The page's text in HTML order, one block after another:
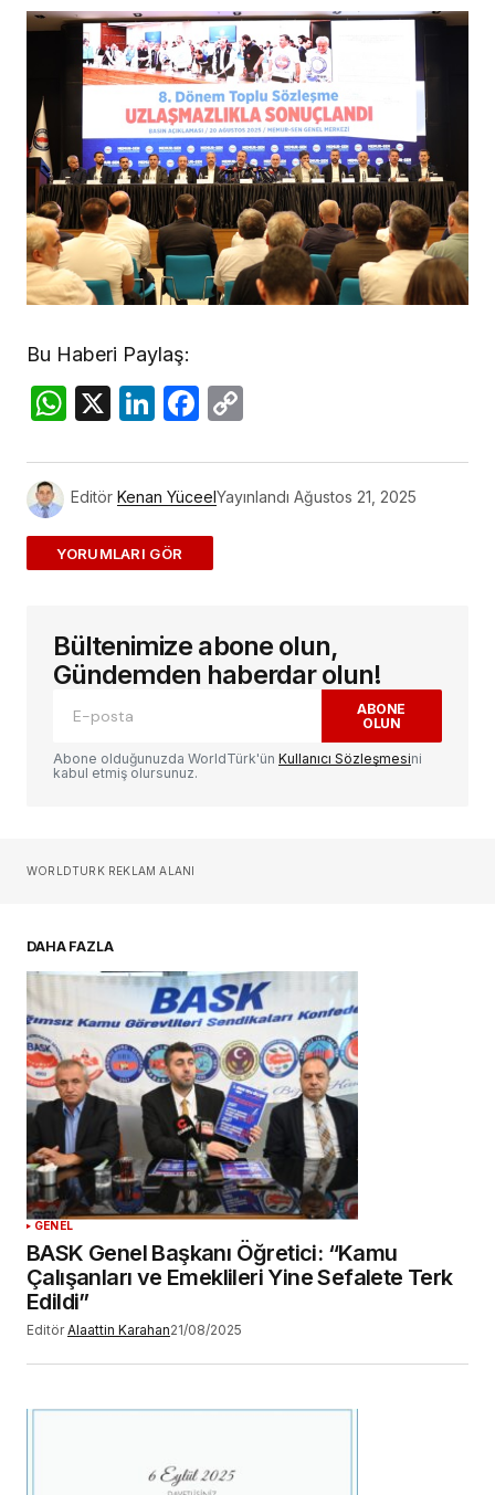
Bu Haberi Paylaş:
WhatsApp
X LinkedIn
Facebook
Editör Kenan YüceelYayınlandı Ağustos 21, 2025
ADD A COMMENT
E-posta adresiniz yayınlanmayacak.
alanlar*ile işaretlenmişlerdir
Yorum
Sizin adınız*
Daha sonraki yorumlarımda kullanılması için
adım, e-posta adresim ve site adresim bu
tarayıcıya kaydedilsin.
YORUM GÖNDER
Bültenimize abone olun,
Gündemden haberdar olun!
ABONE
OLUN
Abone olduğunuzda WorldTürk'ün Kullanıcı Sözleşmesini
kabul etmiş olursunuz.
WORLDTURK REKLAM ALANI
DAHA FAZLA
GENEL
BASK Genel Başkanı Öğretici: “Kamu
Çalışanları ve Emeklileri Yine Sefalete Terk
Edildi”
Editör Alaattin Karahan21/08/2025